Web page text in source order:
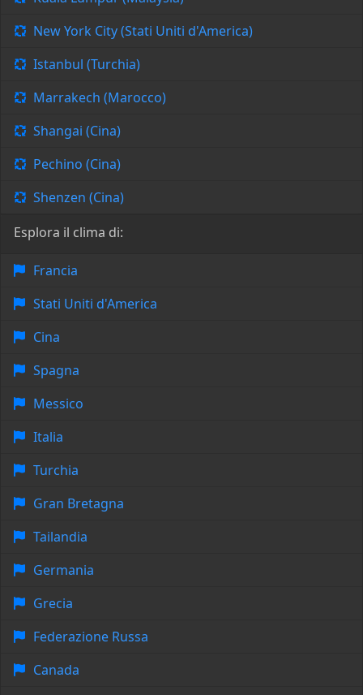
New York City (Stati Uniti d'America)
Istanbul (Turchia)
Marrakech (Marocco)
Shangai (Cina)
Pechino (Cina)
Shenzen (Cina)
Esplora il clima di:
Francia
Stati Uniti d'America
Cina
Spagna
Messico
Italia
Turchia
Gran Bretagna
Tailandia
Germania
Grecia
Federazione Russa
Canada